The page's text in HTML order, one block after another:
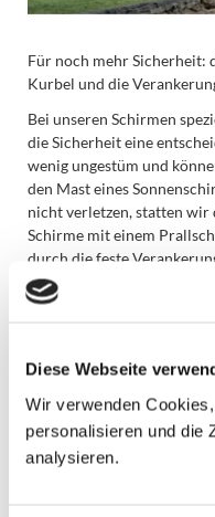
Diese Webseite
Wir verwenden
personalisieren und die
analysieren.
Für noch mehr Sicherheit:
Kurbel und die
Bei unseren Schirmen
die Sicherheit eine
wenig ungestüm und
den Mast eines
nicht verletzen, statten
Schirme mit einem
durch die feste
Ein weiteres
Zusammenklappen des
Ort verstauen.
Unsere Leistungen: vom
Benötigen Sie einen oder